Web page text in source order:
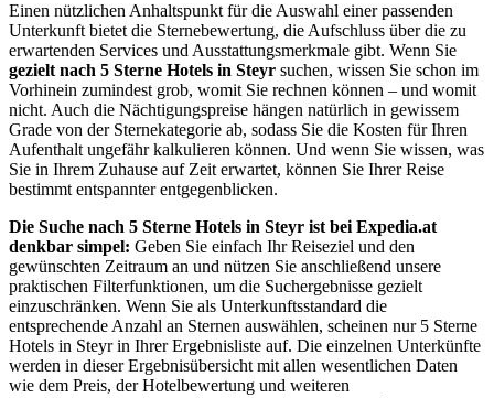
Einen nützlichen Anhaltspunkt für die Auswahl einer passenden
Unterkunft bietet die Sternebewertung, die Aufschluss über die zu
erwartenden Services und Ausstattungsmerkmale gibt. Wenn Sie
gezielt nach 5 Sterne Hotels in Steyr suchen, wissen Sie schon im
Vorhinein zumindest grob, womit Sie rechnen können – und womit
nicht. Auch die Nächtigungspreise hängen natürlich in gewissem
Grade von der Sternekategorie ab, sodass Sie die Kosten für Ihren
Aufenthalt ungefähr kalkulieren können. Und wenn Sie wissen, was
Sie in Ihrem Zuhause auf Zeit erwartet, können Sie Ihrer Reise
bestimmt entspannter entgegenblicken.
Die Suche nach 5 Sterne Hotels in Steyr ist bei Expedia.at
denkbar simpel: Geben Sie einfach Ihr Reiseziel und den
gewünschten Zeitraum an und nützen Sie anschließend unsere
praktischen Filterfunktionen, um die Suchergebnisse gezielt
einzuschränken. Wenn Sie als Unterkunftsstandard die
entsprechende Anzahl an Sternen auswählen, scheinen nur 5 Sterne
Hotels in Steyr in Ihrer Ergebnisliste auf. Die einzelnen Unterkünfte
werden in dieser Ergebnisübersicht mit allen wesentlichen Daten
wie dem Preis, der Hotelbewertung und weiteren